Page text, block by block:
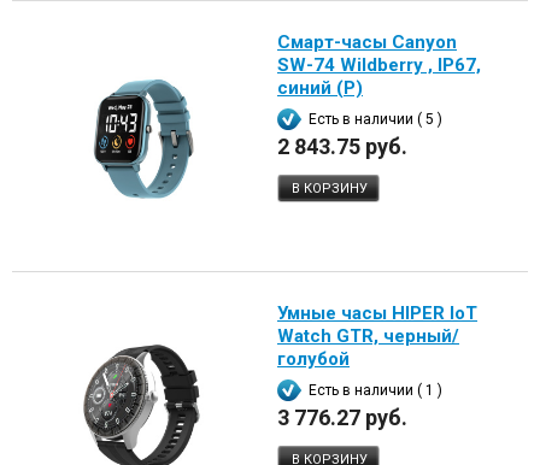
Смарт-часы Canyon
SW-74 Wildberry , IP67,
синий (Р)
Есть в наличии ( 5 )
2 843.75 руб.
В КОРЗИНУ
Умные часы HIPER IoT
Watch GTR, черный/
голубой
Есть в наличии ( 1 )
3 776.27 руб.
В КОРЗИНУ